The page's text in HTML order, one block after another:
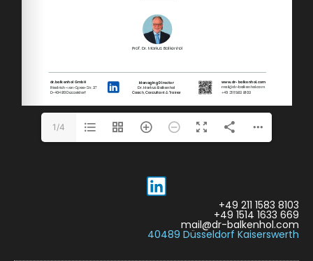
1/4
+49 211 1583 8103
+49 1514 1633 669
mail@dr-balkenhol.com
40489 Düsseldorf Kaiserswerth